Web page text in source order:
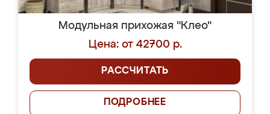
Модульная прихожая "Клео"
Цена: от 42700 р.
РАССЧИТАТЬ
ПОДРОБНЕЕ